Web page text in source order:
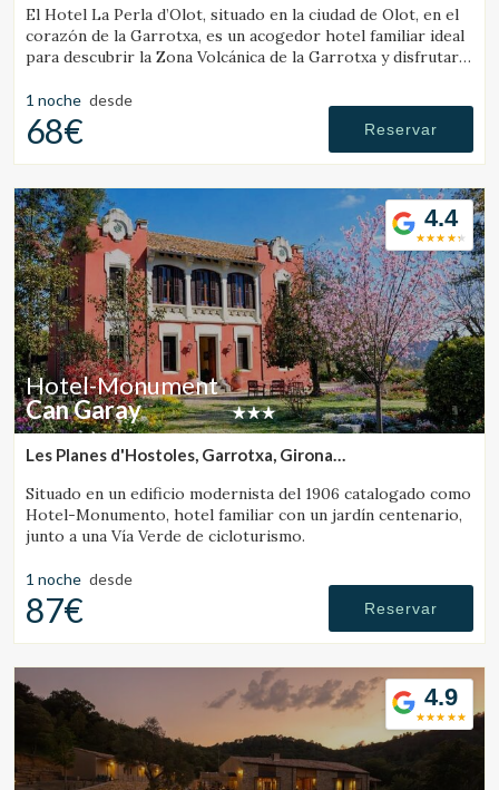
El Hotel La Perla d’Olot, situado en la ciudad de Olot, en el
corazón de la Garrotxa, es un acogedor hotel familiar ideal
para descubrir la Zona Volcánica de la Garrotxa y disfrutar
1 noche desde
68€ Reservar
4.4
Hotel-Monument
Can Garay
Les Planes d'Hostoles, Garrotxa, Girona
Situado en un edificio modernista del 1906 catalogado como
Hotel-Monumento, hotel familiar con un jardín centenario,
junto a una Vía Verde de cicloturismo.
1 noche desde
87€ Reservar
4.9
Modificar cookies